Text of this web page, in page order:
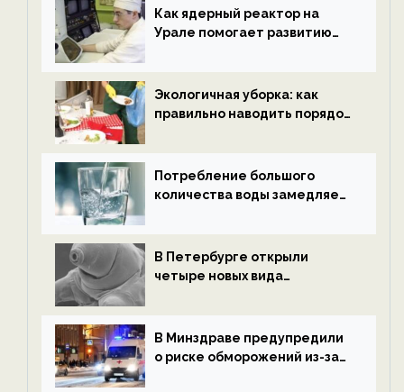
ECOportal
Как ядерный реактор на
Урале помогает развитию
ECOportal
Экологичная уборка: как
правильно наводить порядок
Потребление большого
количества воды замедляет
В Петербурге открыли
четыре новых вида
экологии на ECOportal
В Минздраве предупредили
о риске обморожений из-за